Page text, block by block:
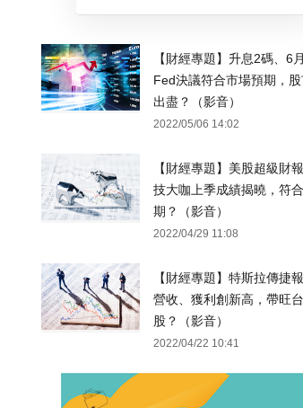
【財經專題】升息2碼、6
Fed決議符合市場預期，
出盡？（影音）
2022/05/06 14:02
【財經專題】美股超級財
技大咖上季成績揭曉，符
期？（影音）
2022/04/29 11:08
【財經專題】特斯拉傳捷
營收、獲利創新高，帶旺
股？（影音）
2022/04/22 10:41